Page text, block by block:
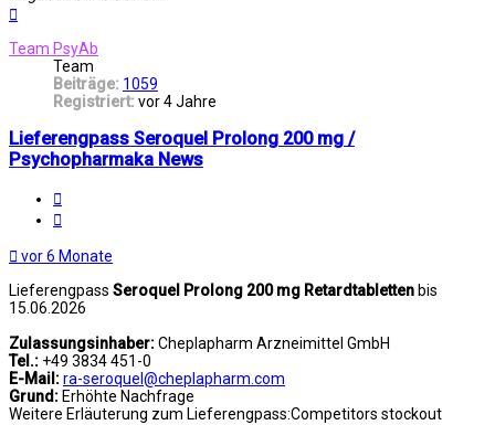
Team PsyAb
Team
Beiträge: 1059
Registriert: vor 4 Jahre
Lieferengpass Seroquel Prolong 200 mg /
Psychopharmaka News
vor 6 Monate
Lieferengpass Seroquel Prolong 200 mg Retardtabletten bis
15.06.2026
Zulassungsinhaber:Cheplapharm Arzneimittel GmbH
Tel.: +49 3834 451-0
E-Mail:ra-seroquel@cheplapharm.com
Grund: Erhöhte Nachfrage
Weitere Erläuterung zum Lieferengpass:Competitors stockout